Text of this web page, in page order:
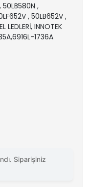
50LB580N ,
, 50LB652V ,
LEDLERİ, INNOTEK
1736A
Siparişiniz